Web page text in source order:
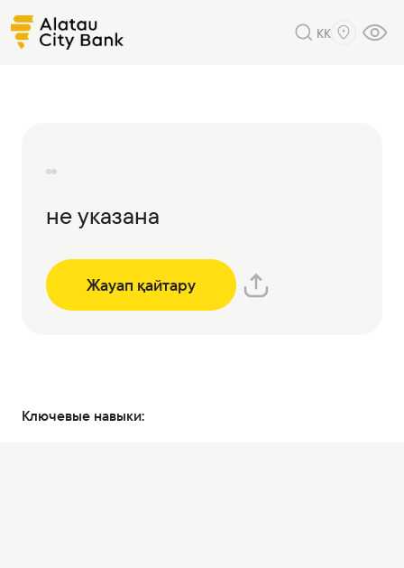
KK
не указана
Жауап қайтару
Ключевые навыки: